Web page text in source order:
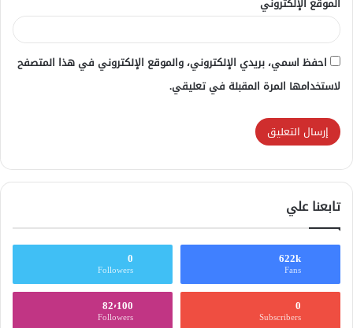
احفظ اسمي، بريدي الإلكتروني، والموقع الإلكتروني في هذا المتصفح
لاستخدامها المرة المقبلة في تعليقي.
تابعنا علي
622k
Fans
0
Followers
0
Subscribers
82٬100
Followers